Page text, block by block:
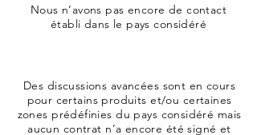
Nous n’avons pas encore de contact
établi dans le pays considéré
Des discussions avancées sont en cours
pour certains produits et/ou certaines
zones prédéfinies du pays considéré mais
aucun contrat n’a encore été signé et